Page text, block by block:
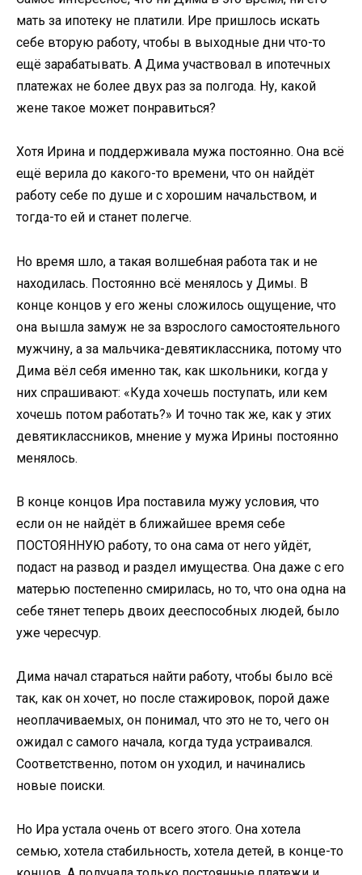
мать за ипотеку не платили. Ире пришлось искать
себе вторую работу, чтобы в выходные дни что-то
ещё зарабатывать. А Дима участвовал в ипотечных
платежах не более двух раз за полгода. Ну, какой
жене такое может понравиться?
Хотя Ирина и поддерживала мужа постоянно. Она всё
ещё верила до какого-то времени, что он найдёт
работу себе по душе и с хорошим начальством, и
тогда-то ей и станет полегче.
Но время шло, а такая волшебная работа так и не
находилась. Постоянно всё менялось у Димы. В
конце концов у его жены сложилось ощущение, что
она вышла замуж не за взрослого самостоятельного
мужчину, а за мальчика-девятиклассника, потому что
Дима вёл себя именно так, как школьники, когда у
них спрашивают: «Куда хочешь поступать, или кем
хочешь потом работать?» И точно так же, как у этих
девятиклассников, мнение у мужа Ирины постоянно
менялось.
В конце концов Ира поставила мужу условия, что
если он не найдёт в ближайшее время себе
ПОСТОЯННУЮ работу, то она сама от него уйдёт,
подаст на развод и раздел имущества. Она даже с его
матерью постепенно смирилась, но то, что она одна на
себе тянет теперь двоих дееспособных людей, было
уже чересчур.
Дима начал стараться найти работу, чтобы было всё
так, как он хочет, но после стажировок, порой даже
неоплачиваемых, он понимал, что это не то, чего он
ожидал с самого начала, когда туда устраивался.
Соответственно, потом он уходил, и начинались
новые поиски.
Но Ира устала очень от всего этого. Она хотела
семью, хотела стабильность, хотела детей, в конце-то